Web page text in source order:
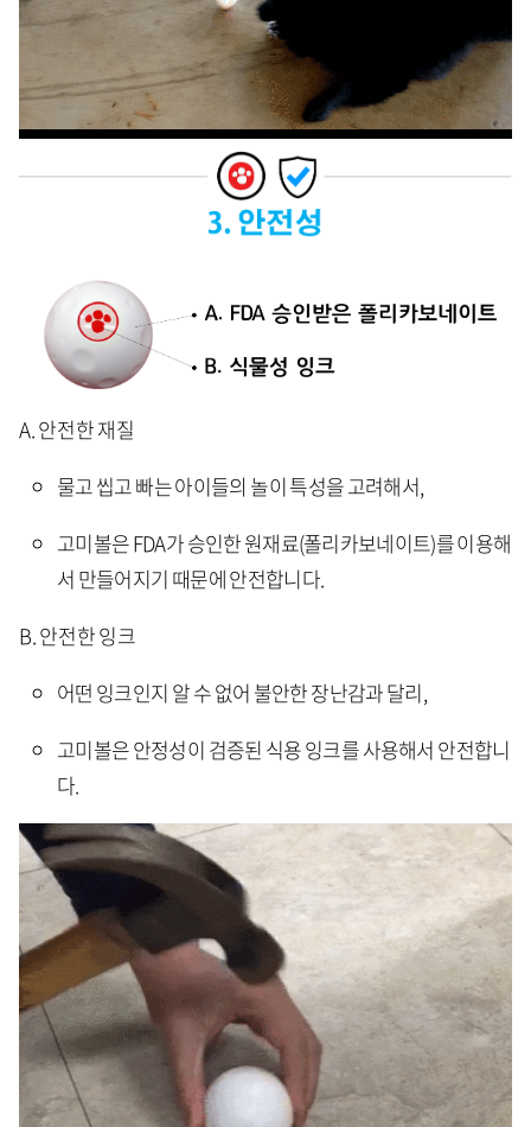
A. 안전한 재질
물고 씹고 빠는 아이들의 놀이 특성을 고려해서,
고미볼은 FDA가 승인한 원재료(폴리카보네이트)를 이용해
서 만들어지기 때문에 안전합니다.
B. 안전한 잉크
어떤 잉크인지 알 수 없어 불안한 장난감과 달리,
고미볼은 안정성이 검증된 식용 잉크를 사용해서 안전합니
다.